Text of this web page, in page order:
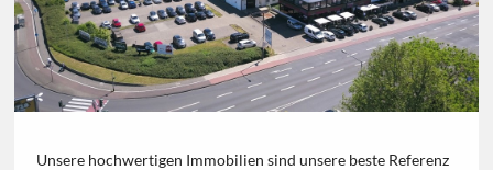
Unsere hochwertigen Immobilien sind unsere beste Referenz